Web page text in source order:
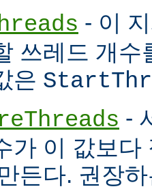
- 이
쓰레드 개수
은
-
가 이 값보다
든다. 권장